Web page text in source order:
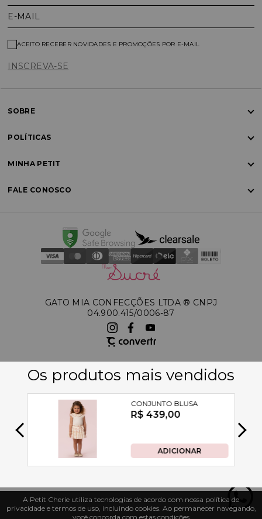
E-MAIL
INSCREVA-SE
ACEITO RECEBER NOVIDADES E PROMOÇÕES POR E-MAIL
SOBRE
POLÍTICAS
MINHA PETIT
FALE CONOSCO
GATO MIA CONFECÇÕES LTDA ®️ CNPJ
04.900.415/0006-87
A Petit Cherie utiliza tecnologias de acordo com nossa política de
privacidade e termos de uso, incluindo cookies. Ao permanecer navegando,
você concorda com estas condições